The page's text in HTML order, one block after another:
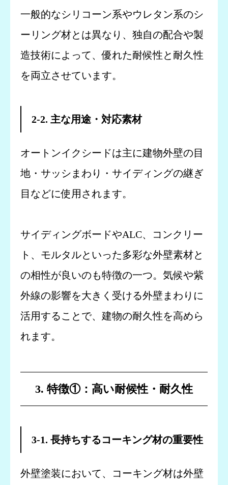
一般的なシリコーン系やウレタン系のシ
ーリング材とは異なり、独自の配合や製
造技術によって、優れた耐候性と耐久性
を両立させています。
2-2. 主な用途・対応素材
オートンイクシードは主に建物外壁の目
地・サッシまわり・サイディングの継ぎ
目などに使用されます。
サイディングボードやALC、コンクリー
ト、モルタルといった多彩な外壁素材と
の相性が良いのも特徴の一つ。気候や紫
外線の影響を大きく受ける外壁まわりに
活用することで、建物の耐久性を高めら
れます。
3. 特徴①：高い耐候性・耐久性
3-1. 長持ちするコーキング材の重要性
外壁塗装において、コーキング材は外壁